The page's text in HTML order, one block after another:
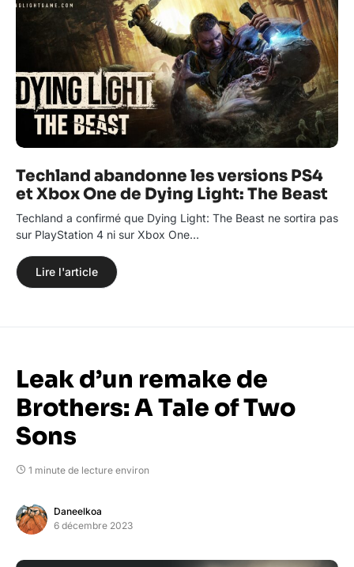
Techland abandonne les versions PS4
et Xbox One de Dying Light: The Beast
Techland a confirmé que Dying Light: The Beast ne sortira pas
sur PlayStation 4 ni sur Xbox One…
Lire l'article
Leak d’un remake de
Brothers: A Tale of Two
Sons
1 minute de lecture environ
Daneelkoa
6 décembre 2023